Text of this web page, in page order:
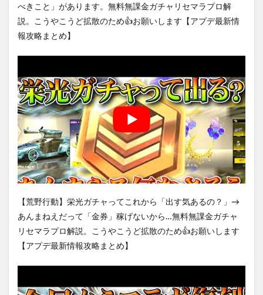
べきこと」があります。無料無課金ガチャリセマラプロ解
説。こうやこうど拡散のため👍お願いします【アプデ最新情
報攻略まとめ】
【荒野行動】栄光ガチャってこれから「出す気あるの？」→
あんまねえだって「金券」稼げないから…無料無課金ガチャ
リセマラプロ解説。こうやこうど拡散のため👍お願いします
【アプデ最新情報攻略まとめ】